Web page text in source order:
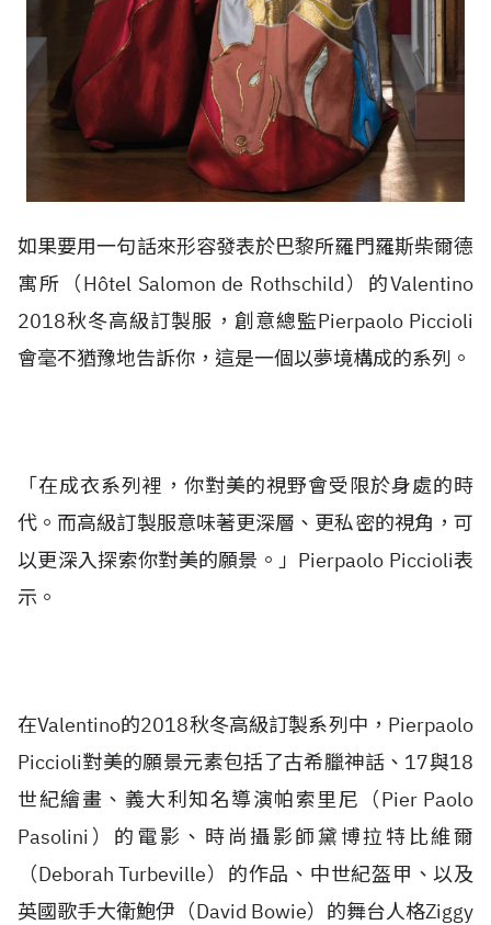
如果要用一句話來形容發表於巴黎所羅門羅斯柴爾德
寓所（Hôtel Salomon de Rothschild）的Valentino
2018秋冬高級訂製服，創意總監Pierpaolo Piccioli
會毫不猶豫地告訴你，這是一個以夢境構成的系列。
「在成衣系列裡，你對美的視野會受限於身處的時
代。而高級訂製服意味著更深層、更私密的視角，可
以更深入探索你對美的願景。」Pierpaolo Piccioli表
示。
在Valentino的2018秋冬高級訂製系列中，Pierpaolo
Piccioli對美的願景元素包括了古希臘神話、17與18
世紀繪畫、義大利知名導演帕索里尼（Pier Paolo
Pasolini）的電影、時尚攝影師黛博拉特比維爾
（Deborah Turbeville）的作品、中世紀盔甲、以及
英國歌手大衛鮑伊（David Bowie）的舞台人格Ziggy